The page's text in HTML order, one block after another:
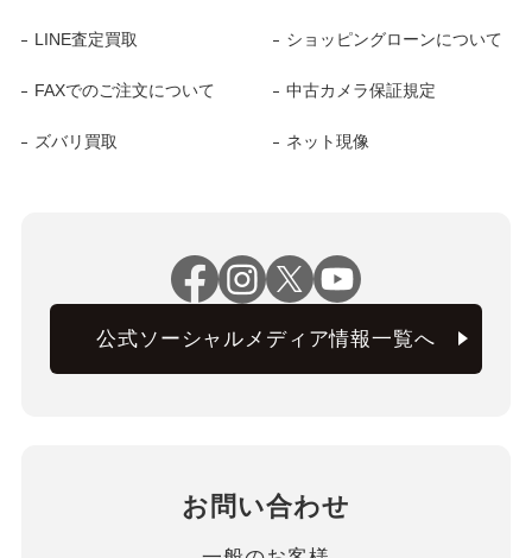
LINE査定買取 ショッピングローンについて
FAXでのご注文について 中古カメラ保証規定
ズバリ買取 ネット現像
公式ソーシャルメディア情報一覧へ
お問い合わせ